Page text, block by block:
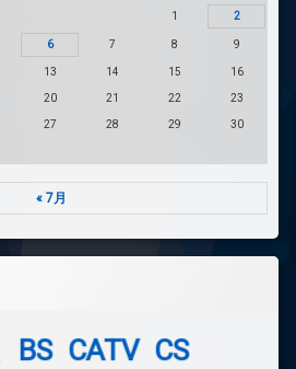
1 2
6 7 8 9
13 14 15 16
20 21 22 23
27 28 29 30
« 7月
BS CATV CS